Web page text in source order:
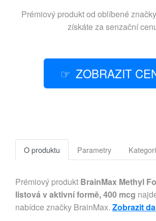
Prémiový produkt od oblíbené značky
získáte za senzační
ZOBRAZIT
O produktu Parametry
Prémiový produkt BrainMax Methyl
listová v aktivní formě, 400 mcg
nabídce značky BrainMax. Zobrazit